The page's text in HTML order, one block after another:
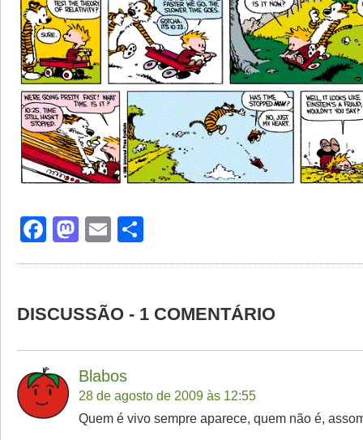
Facebook
Mastodon
Email
DISCUSSÃO - 1 COMENTÁRIO
Blabos
28 de agosto de 2009 às 12:55
Quem é vivo sempre aparece, quem não é,